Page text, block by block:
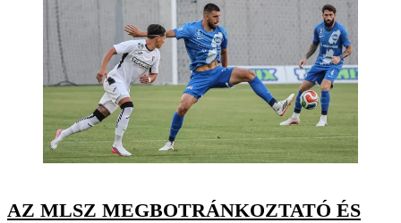
AZ MLSZ MEGBOTRÁNKOZTATÓ ÉS